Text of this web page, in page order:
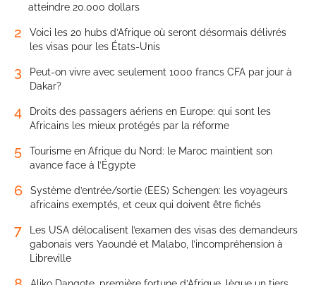
atteindre 20.000 dollars
2
Voici les 20 hubs d’Afrique où seront désormais délivrés
les visas pour les États-Unis
3
Peut-on vivre avec seulement 1000 francs CFA par jour à
Dakar?
4
Droits des passagers aériens en Europe: qui sont les
Africains les mieux protégés par la réforme
5
Tourisme en Afrique du Nord: le Maroc maintient son
avance face à l’Égypte
6
Système d’entrée/sortie (EES) Schengen: les voyageurs
africains exemptés, et ceux qui doivent être fichés
7
Les USA délocalisent l’examen des visas des demandeurs
gabonais vers Yaoundé et Malabo, l’incompréhension à
Libreville